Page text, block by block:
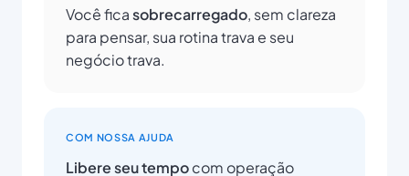
Você ficasobrecarregado, sem clareza
para pensar, sua rotina trava e seu
negócio trava.
COM NOSSA AJUDA
Libere seu tempocom operação